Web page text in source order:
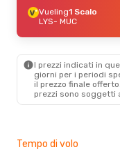
Vueling1 Scalo
LYS- MUC
I prezzi indicati in
giorni per i periodi
il ​​prezzo finale
prezzi sono soggetti
Tempo di volo